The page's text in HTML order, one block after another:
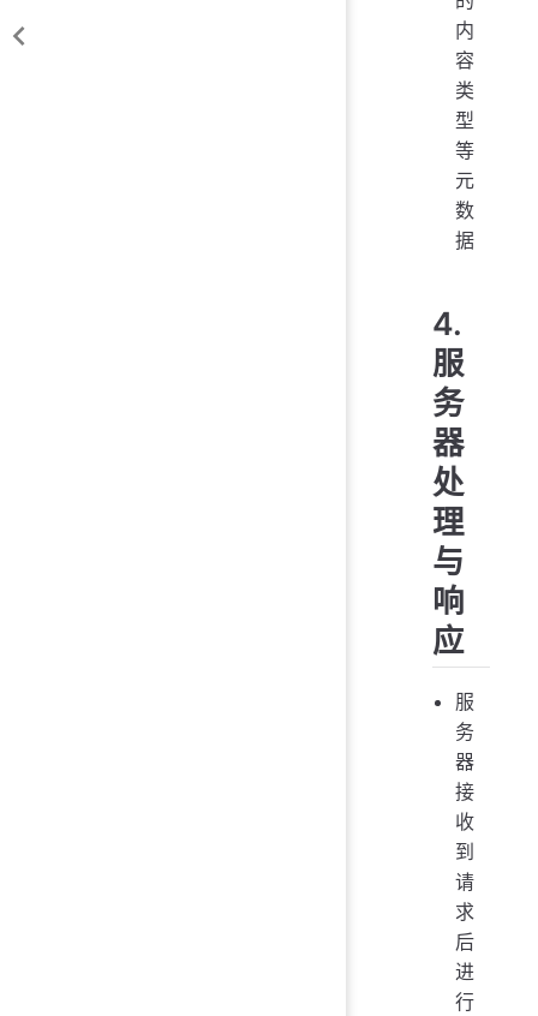
内
容
类
型
等
元
数
据
4.
服
务
器
处
理
与
响
应
服
务
器
接
收
到
请
求
后
进
行